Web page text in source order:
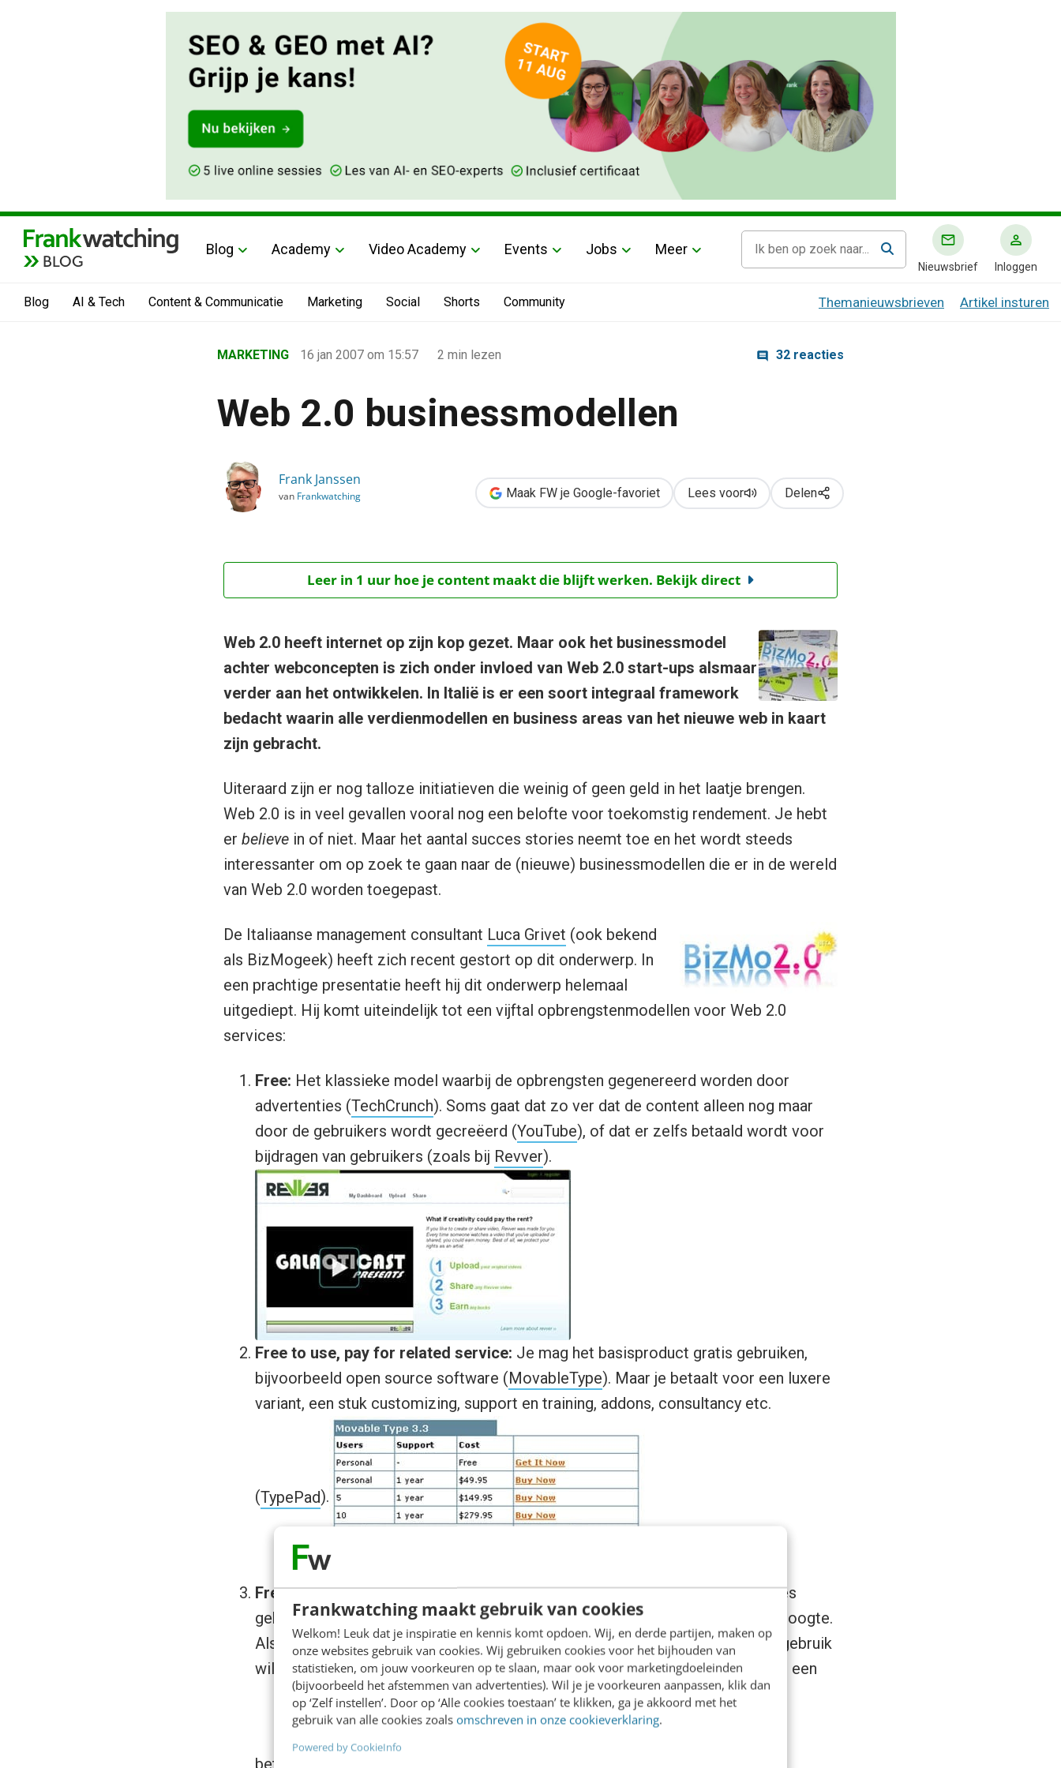
Frankwatching maakt gebruik van cookies
Welkom! Leuk dat je inspiratie en kennis komt opdoen. Wij, en derde partijen, maken op
onze websites gebruik van cookies. Wij gebruiken cookies voor het bijhouden van
statistieken, om jouw voorkeuren op te slaan, maar ook voor marketingdoeleinden
(bijvoorbeeld het afstemmen van advertenties). Wil je je voorkeuren aanpassen, klik dan
op ‘Zelf instellen’. Door op ‘Alle cookies toestaan’ te klikken, ga je akkoord met het
gebruik van alle cookies zoals omschreven in onze cookieverklaring.
Powered by CookieInfo
BLOG
Blog Academy Video Academy Events Jobs Meer
Nieuwsbrief Inloggen
Blog AI & Tech Content & Communicatie Marketing Social Shorts Community Themanieuwsbrieven Artikel insturen
›
›
Web 2.0 businessmodellen
MARKETING 16 jan 2007 om 15:57 2 min lezen 32 reacties
Web 2.0 businessmodellen
Frank Janssen
van Frankwatching Maak FW je Google-favoriet Lees voor Delen
Leer in 1 uur hoe je content maakt die blijft werken. Bekijk direct
Web 2.0 heeft internet op zijn kop gezet. Maar ook het businessmodel
achter webconcepten is zich onder invloed van Web 2.0 start-ups alsmaar
verder aan het ontwikkelen. In Italië is er een soort integraal framework
bedacht waarin alle verdienmodellen en business areas van het nieuwe web in kaart
zijn gebracht.
Uiteraard zijn er nog talloze initiatieven die weinig of geen geld in het laatje brengen.
Web 2.0 is in veel gevallen vooral nog een belofte voor toekomstig rendement. Je hebt
er believein of niet. Maar het aantal succes stories neemt toe en het wordt steeds
interessanter om op zoek te gaan naar de (nieuwe) businessmodellen die er in de wereld
van Web 2.0 worden toegepast.
De Italiaanse management consultant Luca Grivet (ook bekend
als BizMogeek) heeft zich recent gestort op dit onderwerp. In
een prachtige presentatie heeft hij dit onderwerp helemaal
uitgediept. Hij komt uiteindelijk tot een vijftal opbrengstenmodellen voor Web 2.0
services:
Free: Het klassieke model waarbij de opbrengsten gegenereerd worden door
advertenties (TechCrunch). Soms gaat dat zo ver dat de content alleen nog maar
door de gebruikers wordt gecreëerd (YouTube), of dat er zelfs betaald wordt voor
bijdragen van gebruikers (zoals bij Revver).
Free to use, pay for related service: Je mag het basisproduct gratis gebruiken,
bijvoorbeeld open source software (MovableType). Maar je betaalt voor een luxere
variant, een stuk customizing, support en training, addons, consultancy etc.
(TypePad).
Freemium:Een wat ‘goedkoop’ businessmodel waarvan veel Web 2.0 services
gebruik maken. Ook hier is het basisproduct gratis, tenminste tot op zekere hoogte.
Als je een bepaalde gebruikerslimiet voorbij gaat(Flickr), van meer services gebruik
wil maken (Meetic,Linkedin) of items wil kopen (Second Life), dan wordt het een
betaalde service.